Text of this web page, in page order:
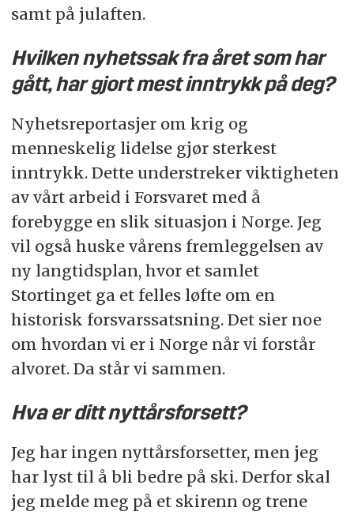
samt på julaften.
Hvilken nyhetssak fra året som har
gått, har gjort mest inntrykk på deg?
Nyhetsreportasjer om krig og
menneskelig lidelse gjør sterkest
inntrykk. Dette understreker viktigheten
av vårt arbeid i Forsvaret med å
forebygge en slik situasjon i Norge. Jeg
vil også huske vårens fremleggelsen av
ny langtidsplan, hvor et samlet
Stortinget ga et felles løfte om en
historisk forsvarssatsning. Det sier noe
om hvordan vi er i Norge når vi forstår
alvoret. Da står vi sammen.
Hva er ditt nyttårsforsett?
Jeg har ingen nyttårsforsetter, men jeg
har lyst til å bli bedre på ski. Derfor skal
jeg melde meg på et skirenn og trene